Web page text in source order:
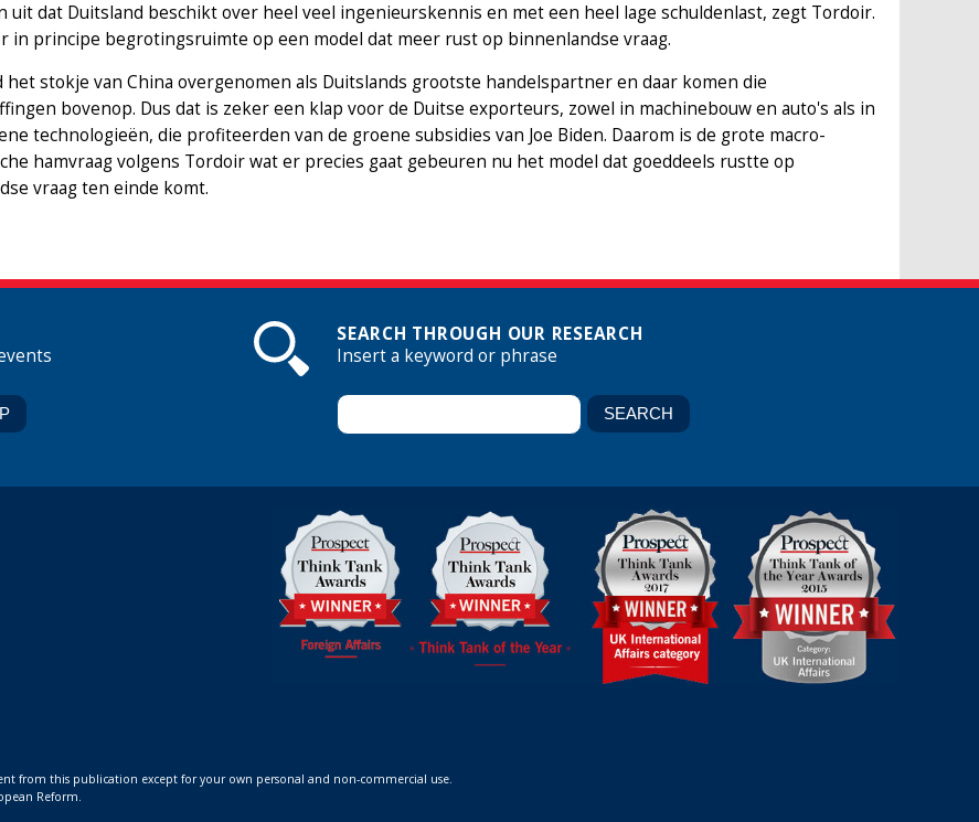
uit dat Duitsland beschikt over heel veel ingenieurskennis en met een heel lage schuldenlast, zegt Tordoir.
in principe begrotingsruimte op een model dat meer rust op binnenlandse vraag.
het stokje van China overgenomen als Duitslands grootste handelspartner en daar komen die
bovenop. Dus dat is zeker een klap voor de Duitse exporteurs, zowel in machinebouw en auto's als in
technologieën, die profiteerden van de groene subsidies van Joe Biden. Daarom is de grote macro-
hamvraag volgens Tordoir wat er precies gaat gebeuren nu het model dat goeddeels rustte op
vraag ten einde komt.
SEARCH THROUGH OUR RESEARCH
Insert a keyword or phrase
from this publication except for your own personal and non-commercial use.
Reform.